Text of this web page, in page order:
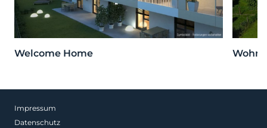
Welcome Home
Impressum
Datenschutz